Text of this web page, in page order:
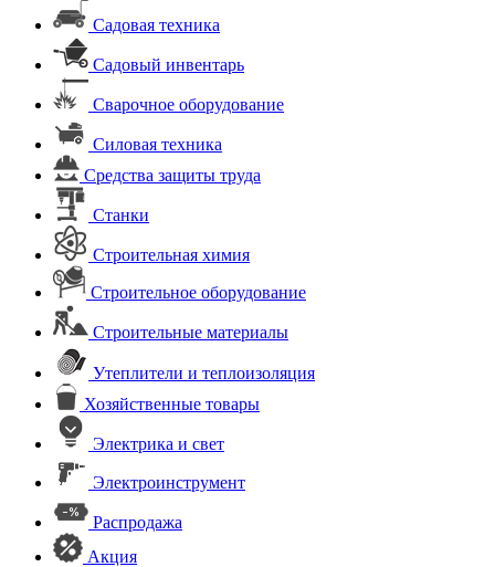
Садовая техника
Садовый инвентарь
Сварочное оборудование
Силовая техника
Средства защиты труда
Станки
Строительная химия
Строительное оборудование
Строительные материалы
Утеплители и теплоизоляция
Хозяйственные товары
Электрика и свет
Электроинструмент
Распродажа
Акция